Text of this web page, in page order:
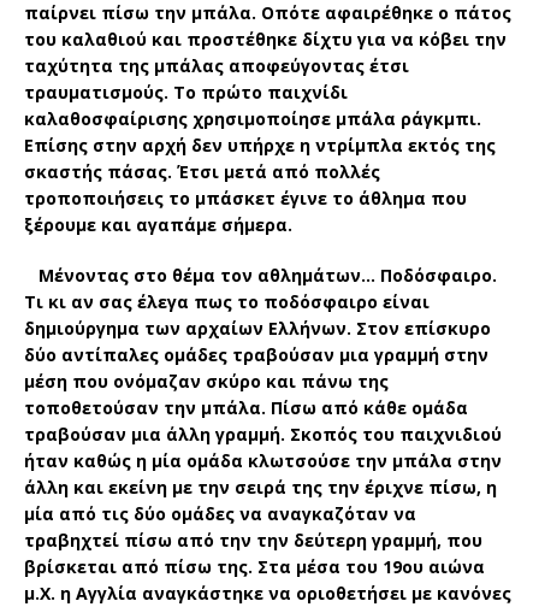
παίρνει πίσω την μπάλα. Οπότε αφαιρέθηκε ο πάτος
του καλαθιού και προστέθηκε δίχτυ για να κόβει την
ταχύτητα της μπάλας αποφεύγοντας έτσι
τραυματισμούς. Το πρώτο παιχνίδι
καλαθοσφαίρισης χρησιμοποίησε μπάλα ράγκμπι.
Επίσης στην αρχή δεν υπήρχε η ντρίμπλα εκτός της
σκαστής πάσας. Έτσι μετά από πολλές
τροποποιήσεις το μπάσκετ έγινε το άθλημα που
ξέρουμε και αγαπάμε σήμερα.
Μένοντας στο θέμα τον αθλημάτων… Ποδόσφαιρο.
Τι κι αν σας έλεγα πως το ποδόσφαιρο είναι
δημιούργημα των αρχαίων Ελλήνων. Στον επίσκυρο
δύο αντίπαλες ομάδες τραβούσαν μια γραμμή στην
μέση που ονόμαζαν σκύρο και πάνω της
τοποθετούσαν την μπάλα. Πίσω από κάθε ομάδα
τραβούσαν μια άλλη γραμμή. Σκοπός του παιχνιδιού
ήταν καθώς η μία ομάδα κλωτσούσε την μπάλα στην
άλλη και εκείνη με την σειρά της την έριχνε πίσω, η
μία από τις δύο ομάδες να αναγκαζόταν να
τραβηχτεί πίσω από την την δεύτερη γραμμή, που
βρίσκεται από πίσω της. Στα μέσα του 19ου αιώνα
μ.Χ. η Αγγλία αναγκάστηκε να οριοθετήσει με κανόνες